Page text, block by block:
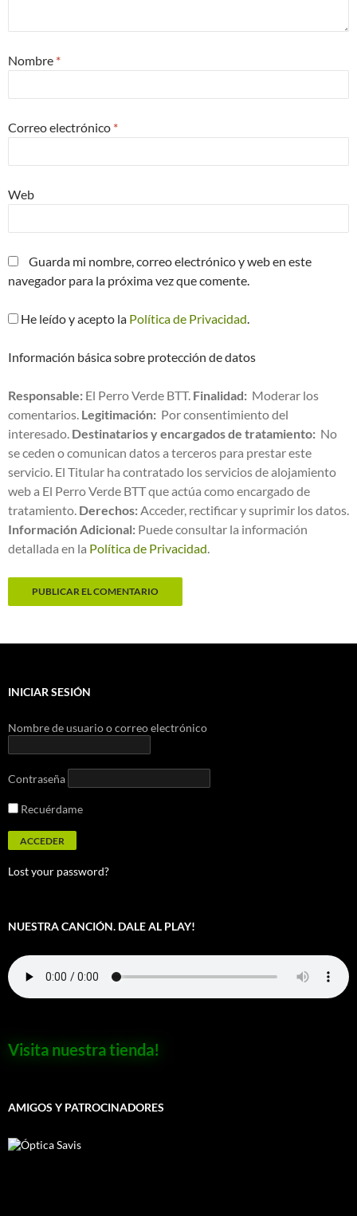
Nombre *
Correo electrónico *
Web
Guarda mi nombre, correo electrónico y web en este
navegador para la próxima vez que comente.
He leído y acepto la Política de Privacidad.
Información básica sobre protección de datos
Responsable: El Perro Verde BTT. Finalidad: Moderar los
comentarios. Legitimación: Por consentimiento del
interesado. Destinatarios y encargados de tratamiento: No
se ceden o comunican datos a terceros para prestar este
servicio. El Titular ha contratado los servicios de alojamiento
web a El Perro Verde BTT que actúa como encargado de
tratamiento. Derechos:Acceder, rectificar y suprimir los datos.
Información Adicional: Puede consultar la información
detallada en la Política de Privacidad.
INICIAR SESIÓN
Nombre de usuario o correo electrónico
Contraseña
Recuérdame
Lost your password?
NUESTRA CANCIÓN. DALE AL PLAY!
Visita nuestra tienda!
AMIGOS Y PATROCINADORES